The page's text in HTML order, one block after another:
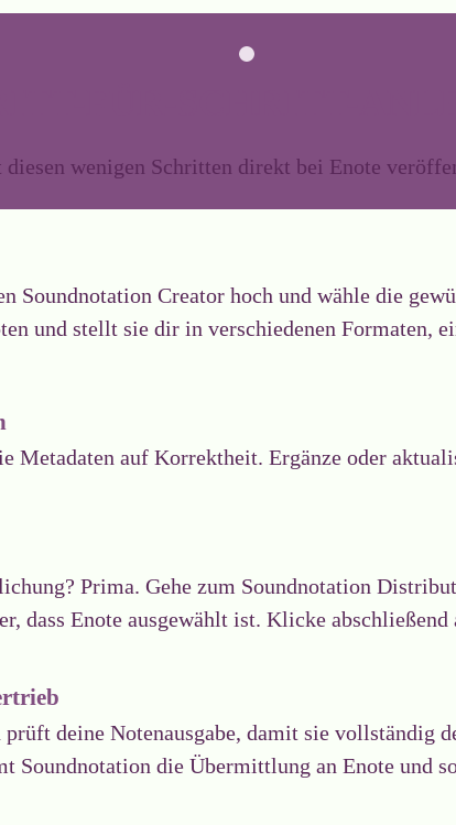
wenigen Schritten direkt bei Enote
Soundnotation Creator hoch und wähle die
und stellt sie dir in verschiedenen Formaten,
Metadaten auf Korrektheit. Ergänze oder
Prima. Gehe zum Soundnotation
dass Enote ausgewählt ist. Klicke
deine Notenausgabe, damit sie vollständig
Soundnotation die Übermittlung an Enote und